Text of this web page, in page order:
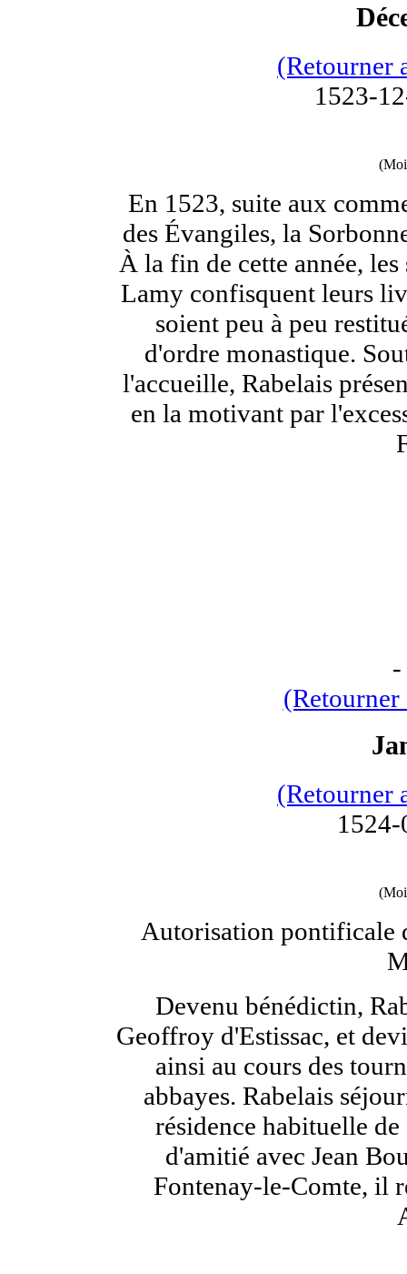
(Retourner
1523-
En 1523, suite aux
des Évangiles, la
À la fin de cette année,
Lamy confisquent leurs
soient peu à peu
d'ordre monastique.
l'accueille, Rabelais
en la motivant par
-
(Retourner
(Retourner
Autorisation pontificale
Devenu bénédictin,
Geoffroy d'Estissac, et
ainsi au cours des
abbayes. Rabelais
résidence habituelle
d'amitié avec Jean
Fontenay-le-Comte, il